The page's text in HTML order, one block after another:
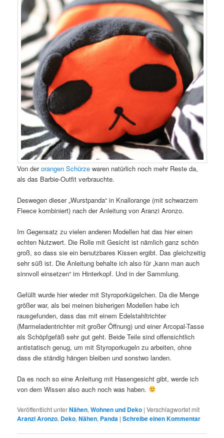
Von derorangen Schürze waren natürlich noch mehr Reste da,
als das Barbie-Outfit verbrauchte.
Deswegen dieser „Wurstpanda“ in Knallorange (mit schwarzem
Fleece kombiniert) nach der Anleitung von Aranzi Aronzo.
Im Gegensatz zu vielen anderen Modellen hat das hier einen
echten Nutzwert. Die Rolle mit Gesicht ist nämlich ganz schön
groß, so dass sie ein benutzbares Kissen ergibt. Das gleichzeitig
sehr süß ist. Die Anleitung behalte ich also für „kann man auch
sinnvoll einsetzen“ im Hinterkopf. Und in der Sammlung.
Gefüllt wurde hier wieder mit Styroporkügelchen. Da die Menge
größer war, als bei meinen bisherigen Modellen habe ich
rausgefunden, dass das mit einem Edelstahltrichter
(Marmeladentrichter mit großer Öffnung) und einer Arcopal-Tasse
als Schöpfgefäß sehr gut geht. Beide Teile sind offensichtlich
antistatisch genug, um mit Styroporkugeln zu arbeiten, ohne
dass die ständig hängen bleiben und sonstwo landen.
Da es noch so eine Anleitung mit Hasengesicht gibt, werde ich
von dem Wissen also auch noch was haben.
Veröffentlicht unterNähen,Wohnen und Deko |Verschlagwortet mit
Aranzi Aronzo, Deko,Nähen, Panda |Schreibe einen Kommentar